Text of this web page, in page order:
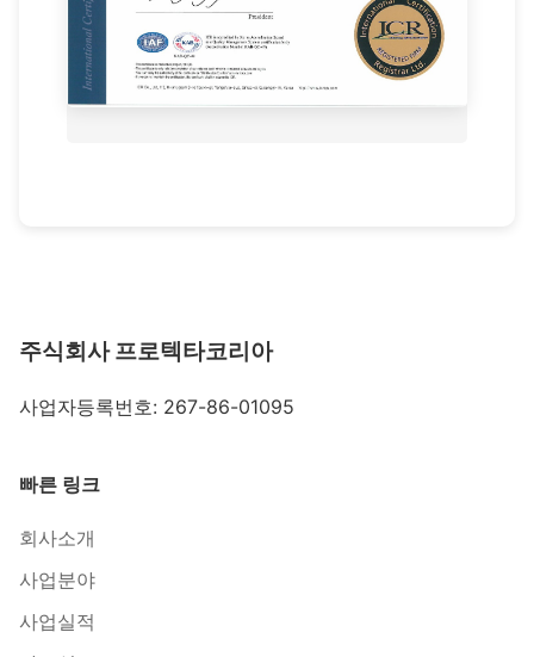
주식회사 프로텍타코리아
사업자등록번호: 267-86-01095
빠른 링크
회사소개
사업분야
사업실적